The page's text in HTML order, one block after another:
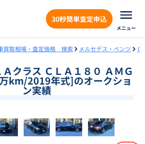
30秒簡単査定申込
メニュー
買取相場・査定価格 検索 メルセデス・ベンツ Ｃ
クラス ＣＬＡ１８０ ＡＭＧ
km/2019年式]のオークショ
ン実績
1/16